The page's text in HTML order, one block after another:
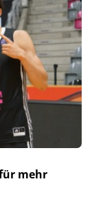
mehr